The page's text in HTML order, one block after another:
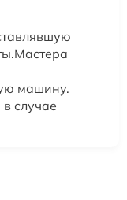
машину.
случае